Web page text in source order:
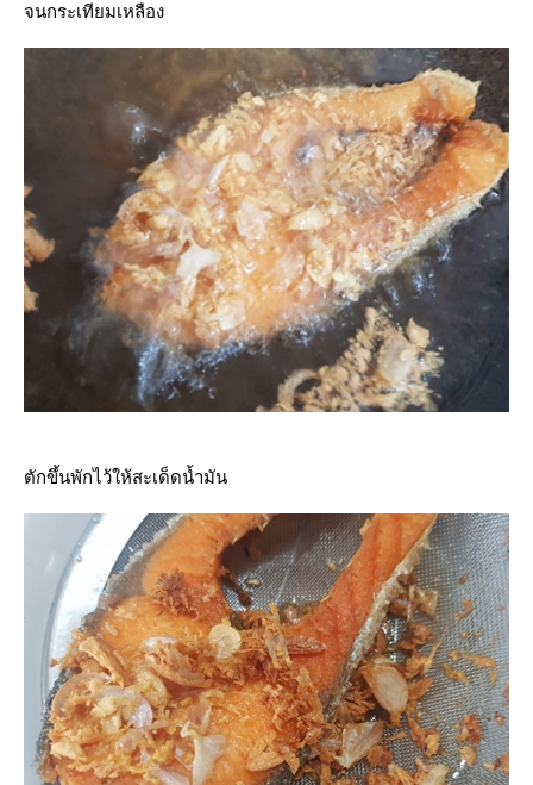
จนกระเทียมเหลือง
ตักขึ้นพักไว้ให้สะเด็ดน้ำมัน